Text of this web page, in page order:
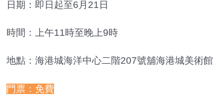
日期：即日起至6月21日
時間：上午11時至晚上9時
地點：海港城海洋中心二階207號舖海港城美術館
門票：免費